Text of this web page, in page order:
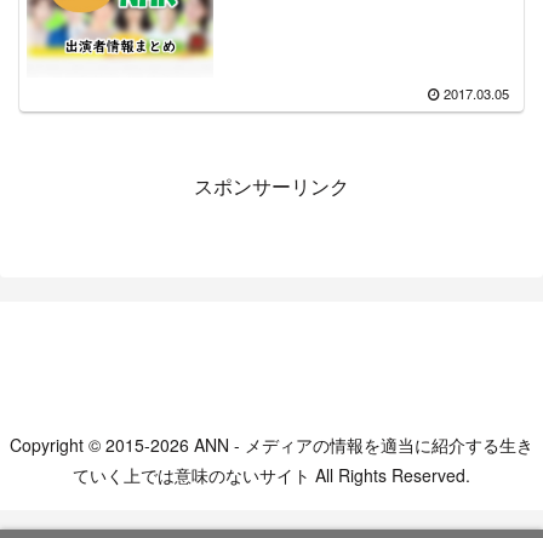
2017.03.05
スポンサーリンク
Copyright © 2015-2026 ANN - メディアの情報を適当に紹介する生き
ていく上では意味のないサイト All Rights Reserved.